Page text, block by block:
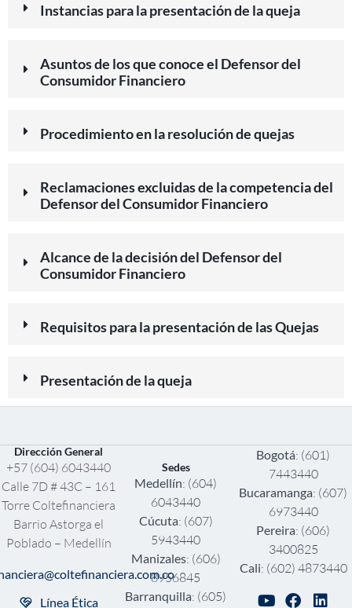
Instancias para la presentación de la queja
Asuntos de los que conoce el Defensor del
Consumidor Financiero
Procedimiento en la resolución de quejas
Reclamaciones excluidas de la competencia del
Defensor del Consumidor Financiero
Alcance de la decisión del Defensor del
Consumidor Financiero
Requisitos para la presentación de las Quejas
Presentación de la queja
Dirección General
+57 (604) 6043440
Calle 7D # 43C – 161
Torre Coltefinanciera
Barrio Astorga el
Poblado – Medellín
Línea Ética
Sedes
Medellín: (604)
6043440
Cúcuta: (607)
5943440
Manizales: (606)
8956845
Barranquilla: (605)
Bogotá: (601)
7443440
Bucaramanga: (607)
6973440
Pereira: (606)
3400825
Cali: (602) 4873440